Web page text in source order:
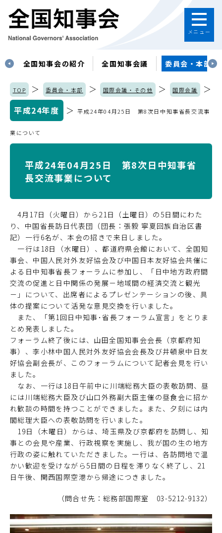
メニュー
全国知事会の紹介 全国知事会議 委員会・本部
TOP ＞ 委員会・本部 ＞ 国際会議・その他 ＞ 国際会議
＞
平成24年度
＞平成24年04月25日 第8次日中知事省長交流事
業について
平成24年04月25日 第8次日中知事省
長交流事業について
4月17日（火曜日）から21日（土曜日）の5日間にわた
り、中国省長訪日代表団（団長：張毅 寧夏回族自治区書
記）一行6名が、本会の招きで来日しました。
一行は18日（水曜日）、都道府県会館において、全国知
事会、中国人民対外友好協会及び中国日本友好協会共催に
よる日中知事省長フォーラムに参加し、「日中地方政府間
交流の促進と日中関係の発展－地域間の経済交流と観光
－」について、出席者によるプレゼンテーションの後、具
体の提案について活発な意見交換を行いました。
また、「第1回日中知事･省長フォーラム宣言」をとりま
とめ発表しました。
フォーラム終了後には、山田全国知事会会長（京都府知
事）、李小林中国人民対外友好協会会長及び井頓泉中日友
好協会副会長が、このフォーラムについて記者会見を行い
ました。
なお、一行は18日午前中に川端総務大臣の表敬訪問、昼
には川端総務大臣及び山口外務副大臣主催の昼食会に招か
れ歓談の時間を持つことができました。また、夕刻には内
閣総理大臣への表敬訪問を行いました。
19日（木曜日）からは、埼玉県及び京都府を訪問し、知
事との会見や産業、行政視察を実施し、我が国の生の地方
行政の姿に触れていただきました。一行は、各訪問地で温
かい歓迎を受けながら5日間の日程を滞りなく終了し、21
日午後、関西国際空港から帰途につきました。
（問合せ先：総務部国際室 03-5212-9132）